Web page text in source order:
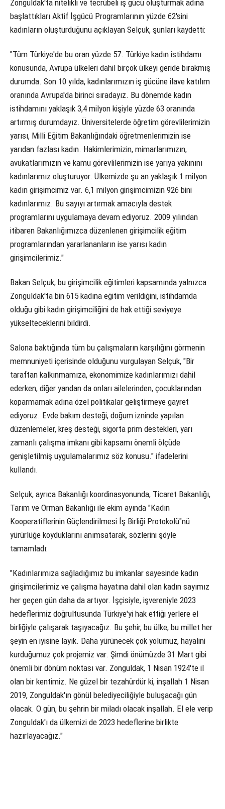
Zonguldak'ta nitelikli ve tecrübeli iş gücü oluşturmak adına
başlattıkları Aktif İşgücü Programlarının yüzde 62'sini
kadınların oluşturduğunu açıklayan Selçuk, şunları kaydetti:
"Tüm Türkiye'de bu oran yüzde 57. Türkiye kadın istihdamı
konusunda, Avrupa ülkeleri dahil birçok ülkeyi geride bırakmış
durumda. Son 10 yılda, kadınlarımızın iş gücüne ilave katılım
oranında Avrupa'da birinci sıradayız. Bu dönemde kadın
istihdamını yaklaşık 3,4 milyon kişiyle yüzde 63 oranında
artırmış durumdayız. Üniversitelerde öğretim görevlilerimizin
yarısı, Milli Eğitim Bakanlığındaki öğretmenlerimizin ise
yarıdan fazlası kadın. Hakimlerimizin, mimarlarımızın,
avukatlarımızın ve kamu görevlilerimizin ise yarıya yakınını
kadınlarımız oluşturuyor. Ülkemizde şu an yaklaşık 1 milyon
kadın girişimcimiz var. 6,1 milyon girişimcimizin 926 bini
kadınlarımız. Bu sayıyı artırmak amacıyla destek
programlarını uygulamaya devam ediyoruz. 2009 yılından
itibaren Bakanlığımızca düzenlenen girişimcilik eğitim
programlarından yararlananların ise yarısı kadın
girişimcilerimiz."
Bakan Selçuk, bu girişimcilik eğitimleri kapsamında yalnızca
Zonguldak'ta bin 615 kadına eğitim verildiğini, istihdamda
olduğu gibi kadın girişimciliğini de hak ettiği seviyeye
yükselteceklerini bildirdi.
Salona baktığında tüm bu çalışmaların karşılığını görmenin
memnuniyeti içerisinde olduğunu vurgulayan Selçuk, "Bir
taraftan kalkınmamıza, ekonomimize kadınlarımızı dahil
ederken, diğer yandan da onları ailelerinden, çocuklarından
koparmamak adına özel politikalar geliştirmeye gayret
ediyoruz. Evde bakım desteği, doğum izninde yapılan
düzenlemeler, kreş desteği, sigorta prim destekleri, yarı
zamanlı çalışma imkanı gibi kapsamı önemli ölçüde
genişletilmiş uygulamalarımız söz konusu." ifadelerini
kullandı.
Selçuk, ayrıca Bakanlığı koordinasyonunda, Ticaret Bakanlığı,
Tarım ve Orman Bakanlığı ile ekim ayında "Kadın
Kooperatiflerinin Güçlendirilmesi İş Birliği Protokolü"nü
yürürlüğe koyduklarını anımsatarak, sözlerini şöyle
tamamladı:
"Kadınlarımıza sağladığımız bu imkanlar sayesinde kadın
girişimcilerimiz ve çalışma hayatına dahil olan kadın sayımız
her geçen gün daha da artıyor. İşçisiyle, işvereniyle 2023
hedeflerimiz doğrultusunda Türkiye'yi hak ettiği yerlere el
birliğiyle çalışarak taşıyacağız. Bu şehir, bu ülke, bu millet her
şeyin en iyisine layık. Daha yürünecek çok yolumuz, hayalini
kurduğumuz çok projemiz var. Şimdi önümüzde 31 Mart gibi
önemli bir dönüm noktası var. Zonguldak, 1 Nisan 1924'te il
olan bir kentimiz. Ne güzel bir tezahürdür ki, inşallah 1 Nisan
2019, Zonguldak'ın gönül belediyeciliğiyle buluşacağı gün
olacak. O gün, bu şehrin bir miladı olacak inşallah. El ele verip
Zonguldak'ı da ülkemizi de 2023 hedeflerine birlikte
hazırlayacağız."